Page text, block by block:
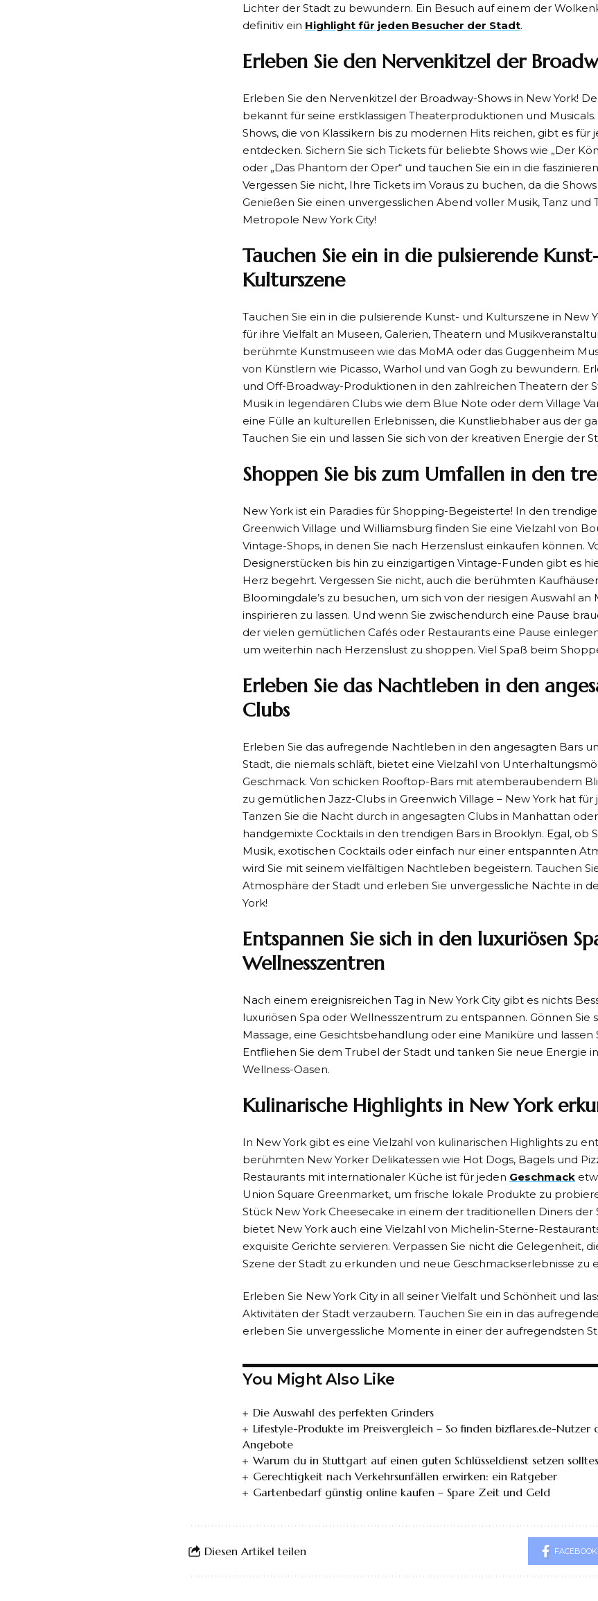
Lichter der Stadt zu bewundern. Ein Besuch auf einem der
definitiv ein Highlight für jeden Besucher der Stadt.
Erleben Sie den Nervenkitzel der
Erleben Sie den Nervenkitzel der Broadway-Shows in New York!
bekannt für seine erstklassigen Theaterproduktionen und
Shows, die von Klassikern bis zu modernen Hits reichen, gibt es für
entdecken. Sichern Sie sich Tickets für beliebte Shows wie „Der
oder „Das Phantom der Oper“ und tauchen Sie ein in die
Vergessen Sie nicht, Ihre Tickets im Voraus zu buchen, da die
Genießen Sie einen unvergesslichen Abend voller Musik, Tanz
Metropole New York City!
Tauchen Sie ein in die pulsierende
Kulturszene
Tauchen Sie ein in die pulsierende Kunst- und Kulturszene in New
für ihre Vielfalt an Museen, Galerien, Theatern und
berühmte Kunstmuseen wie das MoMA oder das Guggenheim
von Künstlern wie Picasso, Warhol und van Gogh zu bewundern.
und Off-Broadway-Produktionen in den zahlreichen Theatern der
Musik in legendären Clubs wie dem Blue Note oder dem Village
eine Fülle an kulturellen Erlebnissen, die Kunstliebhaber aus der
Tauchen Sie ein und lassen Sie sich von der kreativen Energie der
Shoppen Sie bis zum Umfallen in den
New York ist ein Paradies für Shopping-Begeisterte! In den
Greenwich Village und Williamsburg finden Sie eine Vielzahl von
Vintage-Shops, in denen Sie nach Herzenslust einkaufen können.
Designerstücken bis hin zu einzigartigen Vintage-Funden gibt es
Herz begehrt. Vergessen Sie nicht, auch die berühmten Kaufhäuser
Bloomingdale’s zu besuchen, um sich von der riesigen Auswahl
inspirieren zu lassen. Und wenn Sie zwischendurch eine Pause
der vielen gemütlichen Cafés oder Restaurants eine Pause
um weiterhin nach Herzenslust zu shoppen. Viel Spaß beim
Erleben Sie das Nachtleben in den
Clubs
Erleben Sie das aufregende Nachtleben in den angesagten Bars
Stadt, die niemals schläft, bietet eine Vielzahl von
Geschmack. Von schicken Rooftop-Bars mit atemberaubendem
zu gemütlichen Jazz-Clubs in Greenwich Village – New York hat
Tanzen Sie die Nacht durch in angesagten Clubs in Manhattan
handgemixte Cocktails in den trendigen Bars in Brooklyn. Egal, ob
Musik, exotischen Cocktails oder einfach nur einer entspannten
wird Sie mit seinem vielfältigen Nachtleben begeistern. Tauchen
Atmosphäre der Stadt und erleben Sie unvergessliche Nächte in
York!
Entspannen Sie sich in den luxuriösen
Wellnesszentren
Nach einem ereignisreichen Tag in New York City gibt es nichts
luxuriösen Spa oder Wellnesszentrum zu entspannen. Gönnen Sie
Massage, eine Gesichtsbehandlung oder eine Maniküre und lassen
Entfliehen Sie dem Trubel der Stadt und tanken Sie neue Energie
Wellness-Oasen.
Kulinarische Highlights in New York
In New York gibt es eine Vielzahl von kulinarischen Highlights zu
berühmten New Yorker Delikatessen wie Hot Dogs, Bagels und
Restaurants mit internationaler Küche ist für jeden Geschmack
Union Square Greenmarket, um frische lokale Produkte zu
Stück New York Cheesecake in einem der traditionellen Diners
bietet New York auch eine Vielzahl von Michelin-Sterne-
exquisite Gerichte servieren. Verpassen Sie nicht die Gelegenheit,
Szene der Stadt zu erkunden und neue Geschmackserlebnisse zu
Erleben Sie New York City in all seiner Vielfalt und Schönheit und
Aktivitäten der Stadt verzaubern. Tauchen Sie ein in das
erleben Sie unvergessliche Momente in einer der aufregendsten
You Might Also Like
Die Auswahl des perfekten Grinders
Lifestyle-Produkte im Preisvergleich – So finden bizflares.de-Nutzer
Angebote
Warum du in Stuttgart auf einen guten Schlüsseldienst setzen
Gerechtigkeit nach Verkehrsunfällen erwirken: ein Ratgeber
Gartenbedarf günstig online kaufen – Spare Zeit und Geld
Diesen Artikel teilen FACEBOOK